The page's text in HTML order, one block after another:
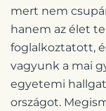
mert nem
hanem az élet
foglalkoztatott,
vagyunk a mai
egyetemi
országot.